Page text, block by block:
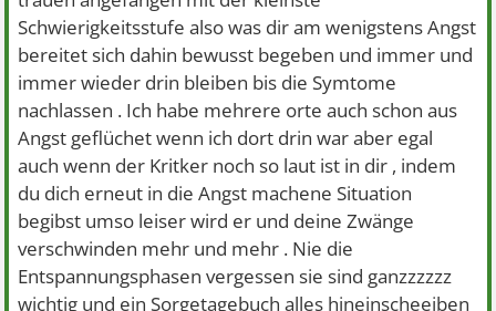
Schwierigkeitsstufe also was dir am wenigstens Angst
bereitet sich dahin bewusst begeben und immer und
immer wieder drin bleiben bis die Symtome
nachlassen . Ich habe mehrere orte auch schon aus
Angst geflüchet wenn ich dort drin war aber egal
auch wenn der Kritker noch so laut ist in dir , indem
du dich erneut in die Angst machene Situation
begibst umso leiser wird er und deine Zwänge
verschwinden mehr und mehr . Nie die
Entspannungsphasen vergessen sie sind ganzzzzzz
wichtig und ein Sorgetagebuch alles hineinscheeiben